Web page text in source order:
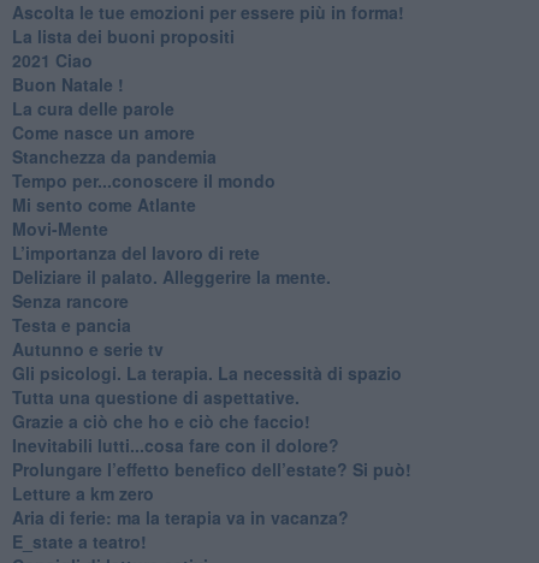
​Ascolta le tue emozioni per essere più in forma!
​La lista dei buoni propositi
2021 Ciao
Buon Natale !
​La cura delle parole
​Come nasce un amore
Stanchezza da pandemia
​Tempo per...conoscere il mondo
​Mi sento come Atlante
​Movi-Mente
​L’importanza del lavoro di rete
​Deliziare il palato. Alleggerire la mente.
​Senza rancore
​Testa e pancia
​Autunno e serie tv
​Gli psicologi. La terapia. La necessità di spazio
​Tutta una questione di aspettative.
​Grazie a ciò che ho e ciò che faccio!
​Inevitabili lutti...cosa fare con il dolore?
Prolungare l’effetto benefico dell’estate? Si può!
​Letture a km zero
​Aria di ferie: ma la terapia va in vacanza?
​E_state a teatro!